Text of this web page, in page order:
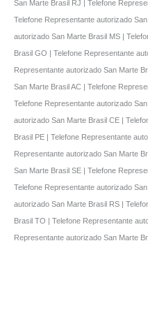
San Marte Brasil RJ | Telefone
Telefone Representante autorizado
autorizado San Marte Brasil MS |
Brasil GO | Telefone Representante
Representante autorizado San Marte
San Marte Brasil AC | Telefone
Telefone Representante autorizado
autorizado San Marte Brasil CE |
Brasil PE | Telefone Representante
Representante autorizado San Marte
San Marte Brasil SE | Telefone
Telefone Representante autorizado
autorizado San Marte Brasil RS |
Brasil TO | Telefone Representante
Representante autorizado San Marte